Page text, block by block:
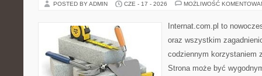
POSTED BY ADMIN CZE - 17 - 2026 MOŻLIWOŚĆ
Internat.com.pl to
oraz wszystkim
codziennym korzystaniem
Strona może być